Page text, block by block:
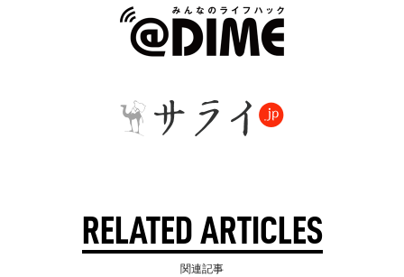
RELATED ARTICLES
関連記事